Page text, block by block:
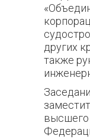
других
также
высшего